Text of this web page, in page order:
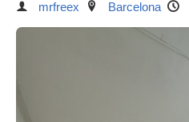
mrfreex Barcelona